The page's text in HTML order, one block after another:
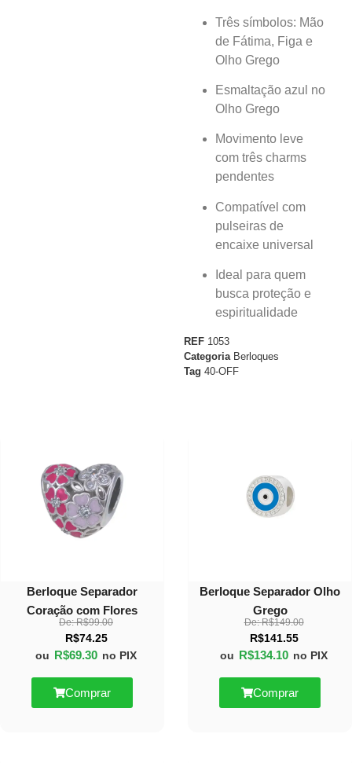
Três símbolos: Mão
de Fátima, Figa e
Olho Grego
Esmaltação azul no
Olho Grego
Movimento leve
com três charms
pendentes
Compatível com
pulseiras de
encaixe universal
Ideal para quem
busca proteção e
espiritualidade
REF 1053
Categoria Berloques
Tag 40-OFF
Berloque Separador
Coração com Flores
De:R$99.00
R$74.25
ou R$69.30 no PIX
Comprar
Berloque Separador Olho
Grego
De:R$149.00
R$141.55
ou R$134.10 no PIX
Comprar